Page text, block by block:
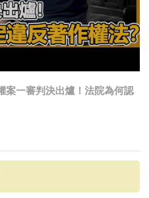
案一審判決出爐！法院為何認